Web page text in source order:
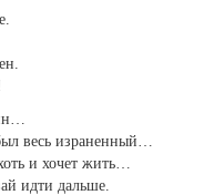
весь израненный…
и хочет жить…
идти дальше.